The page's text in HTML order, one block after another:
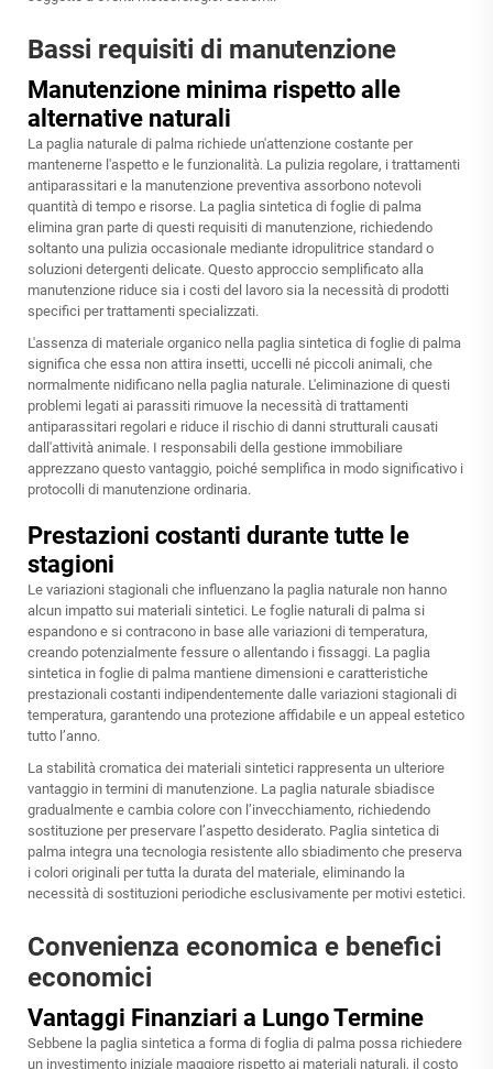
Bassi requisiti di manutenzione
Manutenzione minima rispetto alle
alternative naturali
La paglia naturale di palma richiede un'attenzione costante per
mantenerne l'aspetto e le funzionalità. La pulizia regolare, i trattamenti
antiparassitari e la manutenzione preventiva assorbono notevoli
quantità di tempo e risorse. La paglia sintetica di foglie di palma
elimina gran parte di questi requisiti di manutenzione, richiedendo
soltanto una pulizia occasionale mediante idropulitrice standard o
soluzioni detergenti delicate. Questo approccio semplificato alla
manutenzione riduce sia i costi del lavoro sia la necessità di prodotti
specifici per trattamenti specializzati.
L'assenza di materiale organico nella paglia sintetica di foglie di palma
significa che essa non attira insetti, uccelli né piccoli animali, che
normalmente nidificano nella paglia naturale. L'eliminazione di questi
problemi legati ai parassiti rimuove la necessità di trattamenti
antiparassitari regolari e riduce il rischio di danni strutturali causati
dall'attività animale. I responsabili della gestione immobiliare
apprezzano questo vantaggio, poiché semplifica in modo significativo i
protocolli di manutenzione ordinaria.
Prestazioni costanti durante tutte le
stagioni
Le variazioni stagionali che influenzano la paglia naturale non hanno
alcun impatto sui materiali sintetici. Le foglie naturali di palma si
espandono e si contracono in base alle variazioni di temperatura,
creando potenzialmente fessure o allentando i fissaggi. La paglia
sintetica in foglie di palma mantiene dimensioni e caratteristiche
prestazionali costanti indipendentemente dalle variazioni stagionali di
temperatura, garantendo una protezione affidabile e un appeal estetico
tutto l’anno.
La stabilità cromatica dei materiali sintetici rappresenta un ulteriore
vantaggio in termini di manutenzione. La paglia naturale sbiadisce
gradualmente e cambia colore con l’invecchiamento, richiedendo
sostituzione per preservare l’aspetto desiderato. Paglia sintetica di
palma integra una tecnologia resistente allo sbiadimento che preserva
i colori originali per tutta la durata del materiale, eliminando la
necessità di sostituzioni periodiche esclusivamente per motivi estetici.
Convenienza economica e benefici
economici
Vantaggi Finanziari a Lungo Termine
Sebbene la paglia sintetica a forma di foglia di palma possa richiedere
un investimento iniziale maggiore rispetto ai materiali naturali, il costo